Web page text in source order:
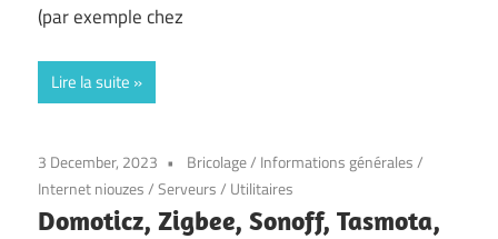
(par exemple chez
Lire la suite
3 December, 2023 Bricolage/ Informations générales/
Internet niouzes/Serveurs/ Utilitaires
Domoticz, Zigbee, Sonoff, Tasmota,